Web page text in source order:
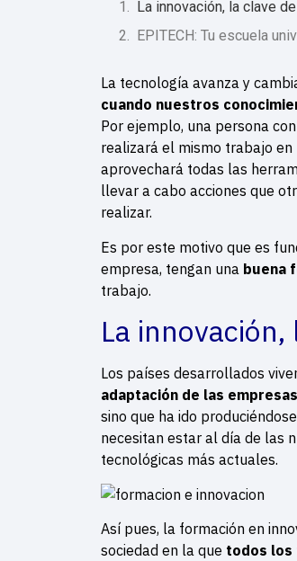
La innovación, la clave
EPITECH: Tu escuela
La tecnología avanza y
cuando nuestros
Por ejemplo, una persona
realizará el mismo trabajo
aprovechará todas las
llevar a cabo acciones que
realizar.
Es por este motivo que es
empresa, tengan una buena
trabajo.
La
Los países desarrollados
adaptación de las
sino que ha ido
necesitan estar al día de las
tecnológicas más actuales.
Así pues, la formación en
sociedad en la que todos los